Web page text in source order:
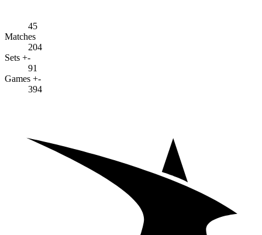
45
Matches
204
Sets +-
91
Games +-
394